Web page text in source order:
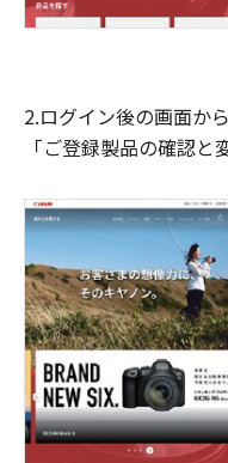
2.ログイン後の画面か
「ご登録製品の確認と